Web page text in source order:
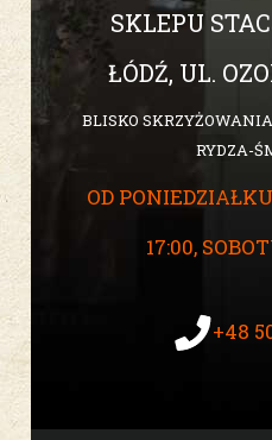
SKLEPU
ŁÓDŹ, UL.
BLISKO
RYDZA-
OD
17:00,
+48